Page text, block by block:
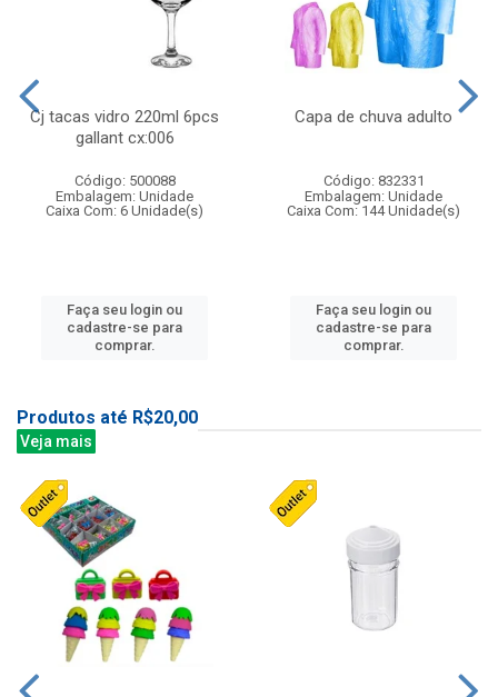
Cj tacas vidro 220ml 6pcs
gallant cx:006
Código: 500088
Embalagem: Unidade
Caixa Com: 6 Unidade(s)
Faça seu login ou
cadastre-se para
comprar.
Capa de chuva adulto
Código: 832331
Embalagem: Unidade
Caixa Com: 144 Unidade(s)
Faça seu login ou
cadastre-se para
comprar.
Produtos até R$20,00
Veja mais